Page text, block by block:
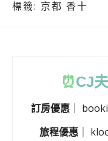
標籤: 京都 香十
⏰CJ
訂房優惠
旅程優惠